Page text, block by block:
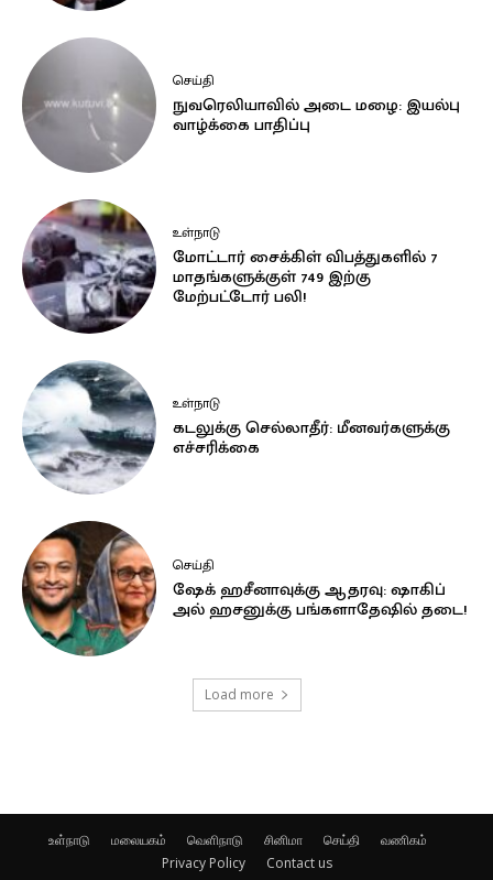
செய்தி
நுவரெலியாவில் அடை மழை: இயல்பு
வாழ்க்கை பாதிப்பு
உள்நாடு
மோட்டார் சைக்கிள் விபத்துகளில் 7
மாதங்களுக்குள் 749 இற்கு
மேற்பட்டோர் பலி!
உள்நாடு
கடலுக்கு செல்லாதீர்: மீனவர்களுக்கு
எச்சரிக்கை
செய்தி
ஷேக் ஹசீனாவுக்கு ஆதரவு: ஷாகிப்
அல் ஹசனுக்கு பங்களாதேஷில் தடை!
Load more
உள்நாடு மலையகம் வெளிநாடு சினிமா செய்தி
வணிகம்
Privacy Policy
Contact us